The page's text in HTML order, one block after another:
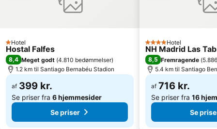
Avenida de América Metro Station
Diego de León Metro Station
Plaza de Cibeles
Plaza Castilla
La Latina Metro Station
Gran Vía Metro Station
Det royale palads (Palacio Real)
Ventas
1 Stjerner
Hotel
Hostal Falfes
8,4 Meget godt (4.810 bedømmelser)
1.2 km til Santiago Bernabéu Stadion
af 399 kr.
Se priser fra 6 hjemmesider
Se priser
4 Stjerner
Hotel
NH Madrid Las
8,5 Fremragende (
5.4 km til Santiago
af 716 kr.
Se priser fra 16
Se